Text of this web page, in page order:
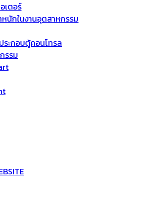
เตอร์
นักในงานอุตสาหกรรม
ะกอบตู้คอนโทรล
รรม